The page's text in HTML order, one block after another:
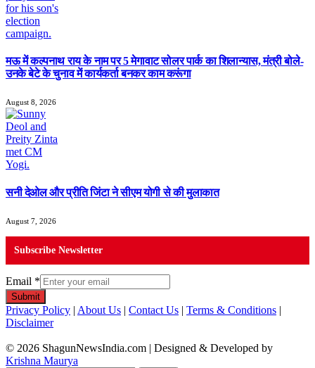
मऊ में कल्पनाथ राय के नाम पर 5 मेगावाट सोलर पार्क का शिलान्यास, मंत्री बोले-
उनके बेटे के चुनाव में कार्यकर्ता बनकर काम करूंगा
August 8, 2026
सनी देओल और प्रीति जिंटा ने सीएम योगी से की मुलाकात
August 7, 2026
Subscribe Newsletter
Email *
Submit
Privacy Policy | About Us | Contact Us | Terms & Conditions |
Disclaimer
© 2026 ShagunNewsIndia.com | Designed & Developed by
Krishna Maurya